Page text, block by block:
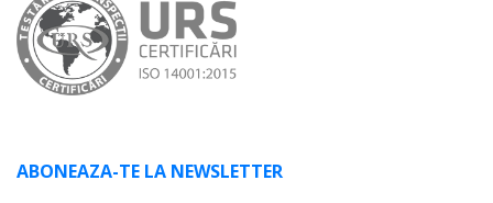
ABONEAZA-TE LA NEWSLETTER